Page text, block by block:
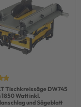
Tischkreissäge DW745
Watt inkl.
und Sägeblatt